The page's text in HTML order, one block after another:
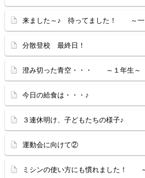
来ました～♪ 待ってました！ ～一
分散登校 最終日！
澄み切った青空・・・ ～１年生～
今日の給食は・・・♪
３連休明け、子どもたちの様子♪
運動会に向けて②
ミシンの使い方にも慣れました！